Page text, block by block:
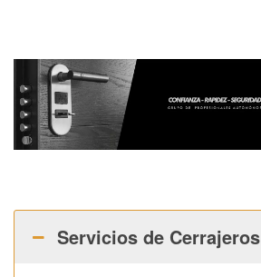
Servicios de Cerrajeros